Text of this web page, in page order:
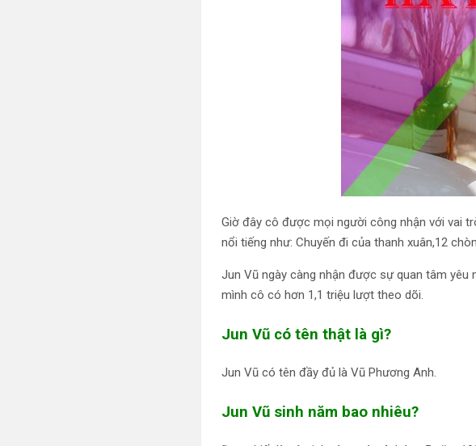
Giờ đây cô được mọi người công nhận với vai
nổi tiếng như: Chuyến đi của thanh xuân,12
Jun Vũ ngày càng nhận được sự quan tâm
mình cô có hơn 1,1 triệu lượt theo dõi.
Jun Vũ có tên thật là gì?
Jun Vũ có tên đầy đủ là Vũ Phương Anh.
Jun Vũ sinh năm bao nhiêu?